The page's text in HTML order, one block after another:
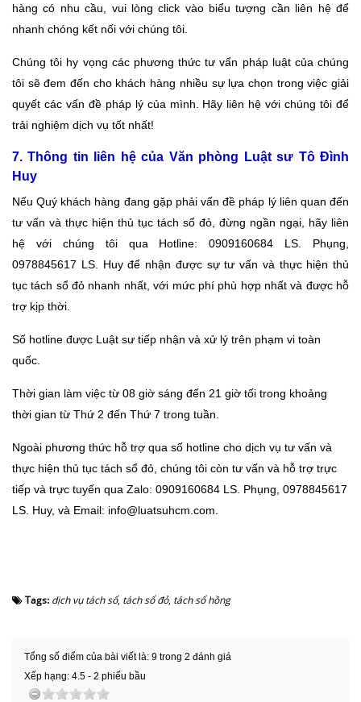
hàng có nhu cầu, vui lòng click vào biểu tượng cần liên hệ để
nhanh chóng kết nối với chúng tôi.
Chúng tôi hy vọng các phương thức tư vấn pháp luật của chúng
tôi sẽ đem đến cho khách hàng nhiều sự lựa chọn trong việc giải
quyết các vấn đề pháp lý của mình. Hãy liên hệ với chúng tôi để
trải nghiệm dịch vụ tốt nhất!
7. Thông tin liên hệ của Văn phòng Luật sư Tô Đình
Huy
Nếu Quý khách hàng đang gặp phải vấn đề pháp lý liên quan đến
tư vấn và thực hiện thủ tục tách sổ đỏ, đừng ngần ngại, hãy liên
hệ với chúng tôi qua Hotline: 0909160684 LS. Phụng,
0978845617 LS. Huy để nhận được sự tư vấn và thực hiện thủ
tục tách sổ đỏ nhanh nhất, với mức phí phù hợp nhất và được hỗ
trợ kịp thời.
Số hotline được Luật sư tiếp nhận và xử lý trên phạm vi toàn
quốc.
Thời gian làm việc từ 08 giờ sáng đến 21 giờ tối trong khoảng
thời gian từ Thứ 2 đến Thứ 7 trong tuần.
Ngoài phương thức hỗ trợ qua số hotline cho dịch vụ tư vấn và
thực hiện thủ tục tách sổ đỏ, chúng tôi còn tư vấn và hỗ trợ trực
tiếp và trực tuyến qua Zalo: 0909160684 LS. Phụng, 0978845617
LS. Huy, và Email: info@luatsuhcm.com.
Tags: dịch vụ tách sổ, tách sổ đỏ, tách sổ hồng
Tổng số điểm của bài viết là: 9 trong 2 đánh giá
Xếp hạng: 4.5 - 2 phiếu bầu